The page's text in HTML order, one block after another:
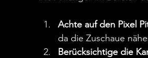
Achte auf den Pixel
da die Zuschaue
Berücksichtige die